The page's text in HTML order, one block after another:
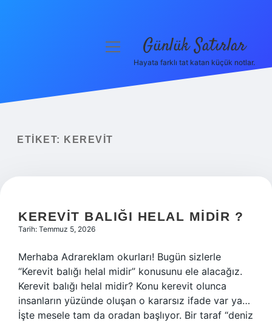
Yasal Uyarı
menüyü Günlük Satırlar
Hayata farklı tat katan küçük notlar.
ETIKET: KEREVIT
KEREVIT BALIĞI HELAL MIDIR ?
Tarih: Temmuz 5, 2026
Merhaba Adrareklam okurları! Bugün sizlerle
“Kerevit balığı helal midir” konusunu ele alacağız.
Kerevit balığı helal midir? Konu kerevit olunca
insanların yüzünde oluşan o kararsız ifade var ya…
İşte mesele tam da oradan başlıyor. Bir taraf “deniz